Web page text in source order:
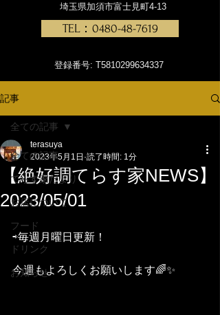
埼玉県加須市富士見町4-13
TEL：0480-48-7619
登録番号: T5810299634337
記事
全ての記事
てらす家だより
お店について
フード
ドリンク
お知らせ
全ての記事
【絶好調てらす家NEWS】
2023/05/01
terasuya
2023年5月1日 読了時間: 1分
⇨毎週月曜日更新！
今週もよろしくお願いします🌈✨